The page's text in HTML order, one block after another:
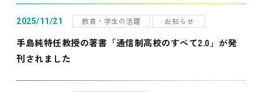
2025/11/21 教員・学生の活躍 お知らせ
手島純特任教授の著書「通信制高校のすべて2.0」が発
刊されました